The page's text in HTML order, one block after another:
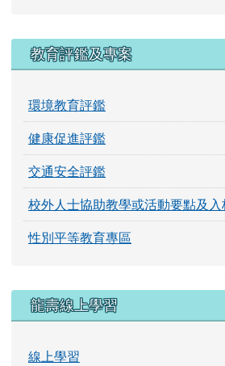
教育評鑑及專案
環境教育評鑑
健康促進評鑑
交通安全評鑑
校外人士協助教學或活動要點及入
性別平等教育專區
龍壽線上學習
線上學習